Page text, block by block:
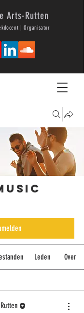
Arts-Rutten
| Organisator
Leden Over